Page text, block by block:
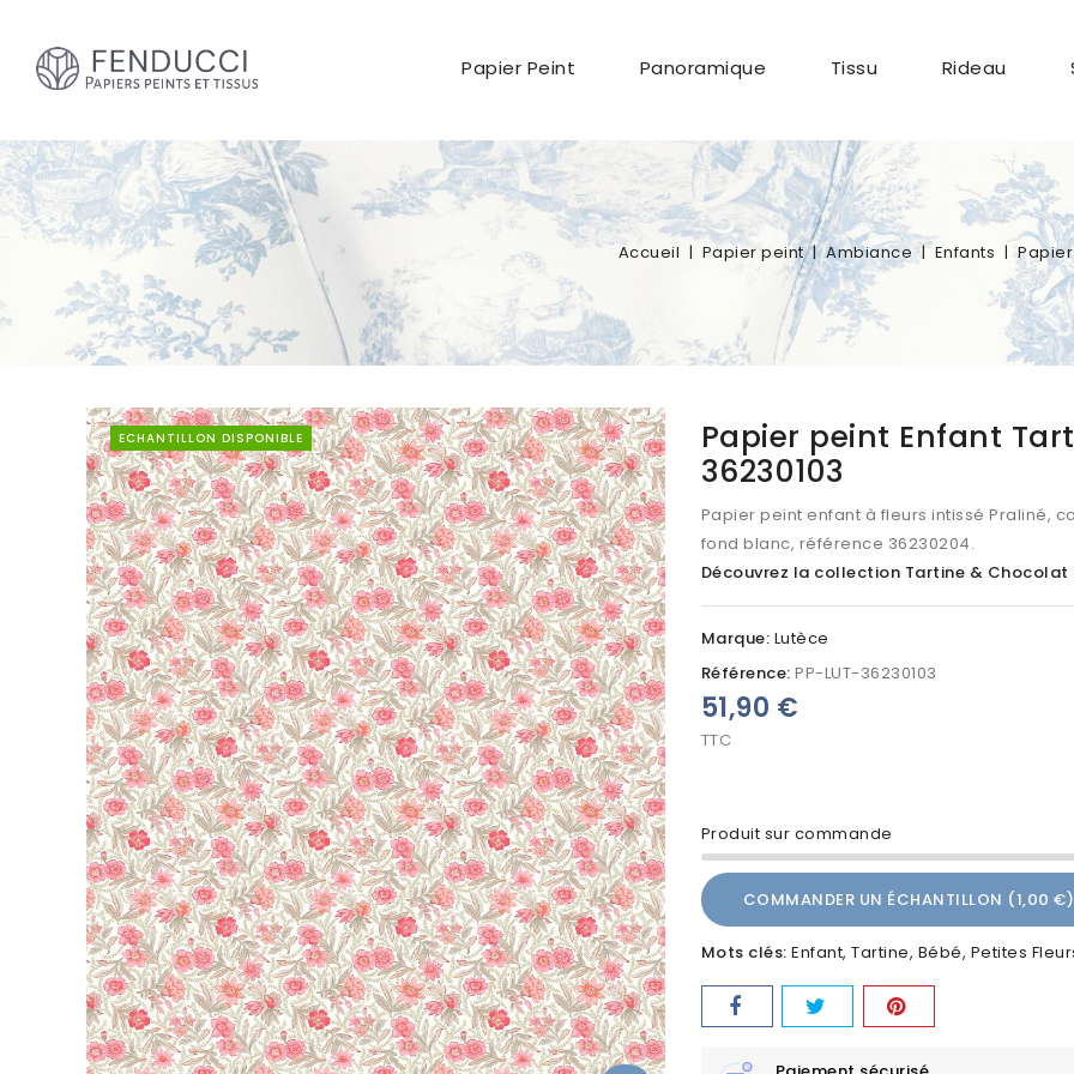
Papier Peint Panoramique Tissu Rideau
Accueil Papier peint Ambiance Enfants
ECHANTILLON DISPONIBLE
Papier peint Enfant
36230103
Papier peint enfant à fleurs intissé Praliné,
fond blanc, référence 36230204.
Découvrez la collection Tartine & Chocolat
Marque: Lutèce
Référence: PP-LUT-36230103
Produit sur commande
51,90 €
TTC
COMMANDER UN ÉCHANTILLON (1,00 €)
Mots clés: Enfant Tartine Bébé Petites